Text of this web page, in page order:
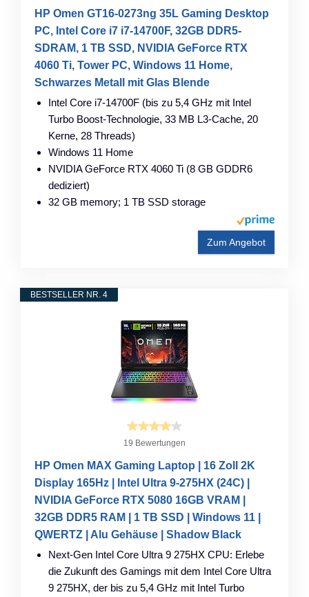
HP Omen GT16-0273ng 35L Gaming Desktop
PC, Intel Core i7 i7-14700F, 32GB DDR5-
SDRAM, 1 TB SSD, NVIDIA GeForce RTX
4060 Ti, Tower PC, Windows 11 Home,
Schwarzes Metall mit Glas Blende
Intel Core i7-14700F (bis zu 5,4 GHz mit Intel
Turbo Boost-Technologie, 33 MB L3-Cache, 20
Kerne, 28 Threads)
Windows 11 Home
NVIDIA GeForce RTX 4060 Ti (8 GB GDDR6
dediziert)
32 GB memory; 1 TB SSD storage
Zum Angebot
BESTSELLER NR. 4
19 Bewertungen
HP Omen MAX Gaming Laptop | 16 Zoll 2K
Display 165Hz | Intel Ultra 9-275HX (24C) |
NVIDIA GeForce RTX 5080 16GB VRAM |
32GB DDR5 RAM | 1 TB SSD | Windows 11 |
QWERTZ | Alu Gehäuse | Shadow Black
Next-Gen Intel Core Ultra 9 275HX CPU: Erlebe
die Zukunft des Gamings mit dem Intel Core Ultra
9 275HX, der bis zu 5,4 GHz mit Intel Turbo